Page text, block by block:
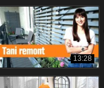
13:28